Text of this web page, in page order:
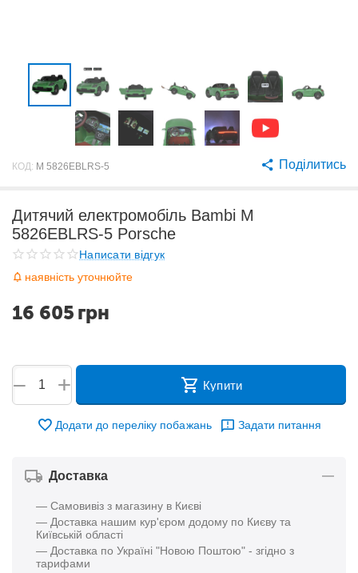
КОД: M 5826EBLRS-5 Поділитись
Дитячий електромобіль Bambi M
5826EBLRS-5 Porsche
Написати відгук
наявність уточнюйте
16 605 грн
+
− Купити
Додати до переліку побажань Задати питання
Доставка
— Самовивіз з магазину в Києві
— Доставка нашим кур'єром додому по Києву та
Київській області
— Доставка по Україні "Новою Поштою" - згідно з
тарифами